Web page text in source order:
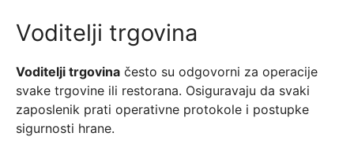
Voditelji trgovina
Voditelji trgovina često su odgovorni za operacije
svake trgovine ili restorana. Osiguravaju da svaki
zaposlenik prati operativne protokole i postupke
sigurnosti hrane.